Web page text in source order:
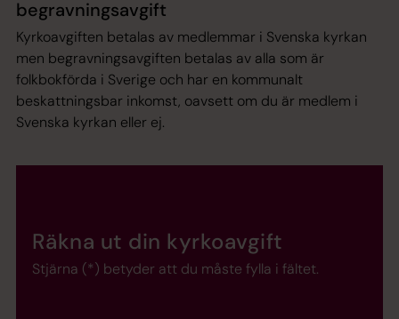
begravningsavgift
Kyrkoavgiften betalas av medlemmar i Svenska kyrkan
men begravningsavgiften betalas av alla som är
folkbokförda i Sverige och har en kommunalt
beskattningsbar inkomst, oavsett om du är medlem i
Svenska kyrkan eller ej.
Räkna ut din kyrkoavgift
Stjärna (*) betyder att du måste fylla i fältet.